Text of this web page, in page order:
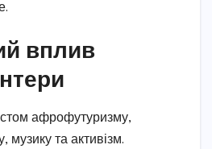
вплив
афрофутуризму,
та активізм.